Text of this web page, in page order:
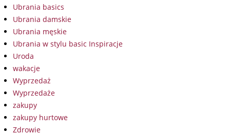
Ubrania basics
Ubrania damskie
Ubrania męskie
Ubrania w stylu basic Inspiracje
Uroda
wakacje
Wyprzedaż
Wyprzedaże
zakupy
zakupy hurtowe
Zdrowie